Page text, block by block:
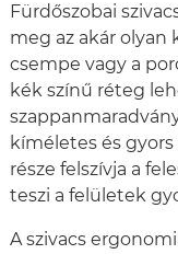
Fürdőszobai
meg az akár olyan
csempe vagy a
kék színű réteg
kíméletes és gyors
része felszívja a
teszi a felületek
A szivacs